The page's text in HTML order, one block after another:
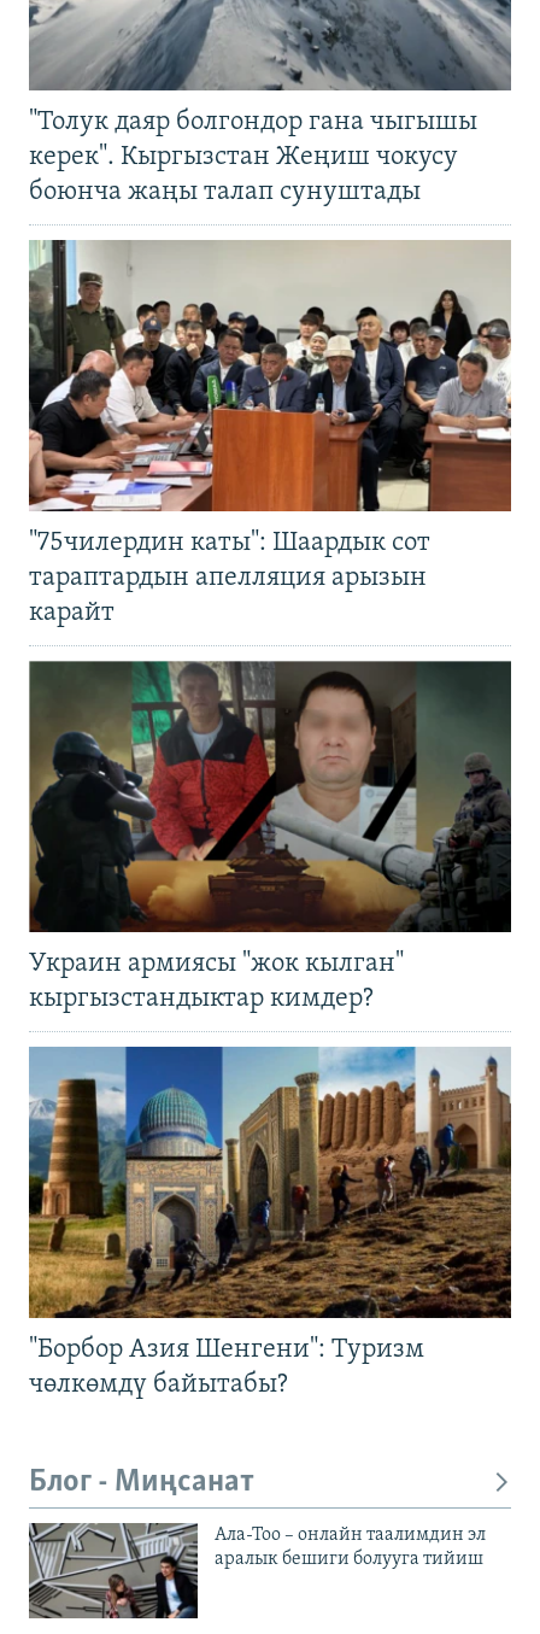
"Толук даяр болгондор гана чыгышы
керек". Кыргызстан Жеңиш чокусу
боюнча жаңы талап сунуштады
"75чилердин каты": Шаардык сот
тараптардын апелляция арызын
карайт
Украин армиясы "жок кылган"
кыргызстандыктар кимдер?
"Борбор Азия Шенгени": Туризм
чөлкөмдү байытабы?
Блог - Миңсанат
Ала-Тоо – онлайн таалимдин эл
аралык бешиги болууга тийиш